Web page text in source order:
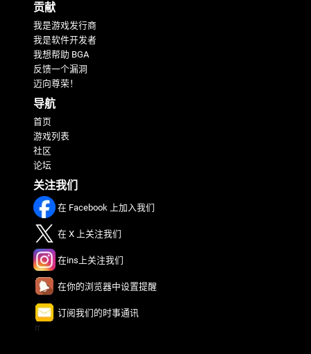
贡献
我是游戏发行商
我是软件开发者
我想帮助 BGA
反馈一个漏洞
迈向尊荣！
导航
首页
游戏列表
社区
论坛
关注我们
在 Facebook 上加入我们
在 X 上关注我们
在ins上关注我们
在你的浏览器中设置提醒
订阅我们的时事通讯
π